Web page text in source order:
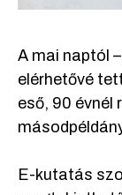
A mai naptól
elérhetővé
eső, 90 évnél
E-kutatás